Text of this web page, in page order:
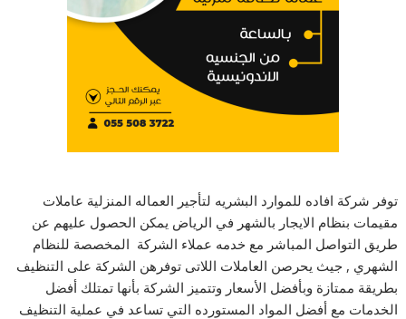
توفر شركة افاده للموارد البشريه لتأجير العماله المنزلية عاملات
مقيمات بنظام الايجار بالشهر في الرياض يمكن الحصول عليهم عن
طريق التواصل المباشر مع خدمه عملاء الشركة المخصصة للنظام
الشهري , جيث يحرصن العاملات اللاتى توفرهن الشركة على التنظيف
بطريقة ممتازة وبأفضل الأسعار وتتميز الشركة بأنها تمتلك أفضل
الخدمات مع أفضل المواد المستورده التي تساعد في عملية التنظيف